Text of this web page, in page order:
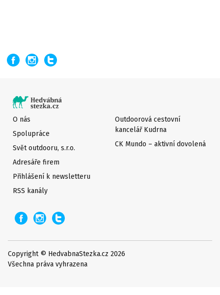
O nás
Spolupráce
Svět outdooru, s.r.o.
Adresáře firem
Přihlášení k newsletteru
Outdoorová cestovní
kancelář Kudrna
CK Mundo – aktivní dovolená
RSS kanály
Copyright © HedvabnaStezka.cz 2026
Všechna práva vyhrazena